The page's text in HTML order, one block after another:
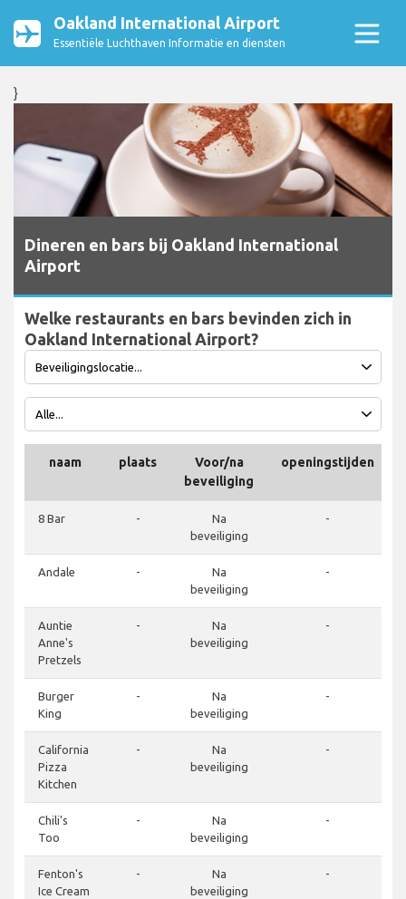
Oakland International Airport
Essentiële Luchthaven Informatie en diensten
}
Dineren en bars bij Oakland International
Airport
Welke restaurants en bars bevinden zich in
Oakland International Airport?
naam plaats
Voor/na
beveiliging
openingstijden
8 Bar -
Na
beveiliging
-
Andale -
Na
beveiliging
-
Auntie
Anne's
Pretzels
-
Na
beveiliging
-
Burger
King
-
Na
beveiliging
-
California
Pizza
Kitchen
-
Na
beveiliging
-
Chili's
Too
-
Na
beveiliging
-
Fenton's
Ice Cream
-
Na
beveiliging
-